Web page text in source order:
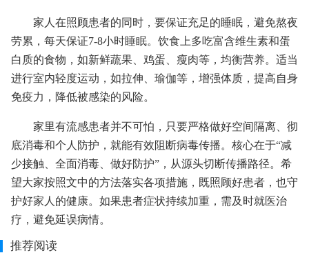
家人在照顾患者的同时，要保证充足的睡眠，避免熬夜
劳累，每天保证7-8小时睡眠。饮食上多吃富含维生素和蛋
白质的食物，如新鲜蔬果、鸡蛋、瘦肉等，均衡营养。适当
进行室内轻度运动，如拉伸、瑜伽等，增强体质，提高自身
免疫力，降低被感染的风险。
家里有流感患者并不可怕，只要严格做好空间隔离、彻
底消毒和个人防护，就能有效阻断病毒传播。核心在于“减
少接触、全面消毒、做好防护”，从源头切断传播路径。希
望大家按照文中的方法落实各项措施，既照顾好患者，也守
护好家人的健康。如果患者症状持续加重，需及时就医治
疗，避免延误病情。
推荐阅读